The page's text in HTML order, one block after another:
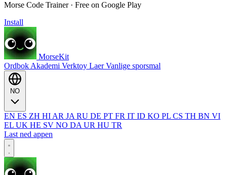
Morse Code Trainer · Free on Google Play
Install
MorseKit
Ordbok Akademi Verktoy LaerVanlige sporsmal
EN ES ZH HI AR JA RU DE PT FR IT ID KO PL CS TH BN VI
EL UK HE SV NO DA UR HU TR
Last ned appen